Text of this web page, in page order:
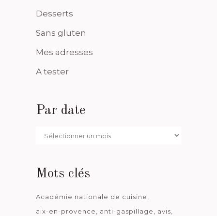
Desserts
Sans gluten
Mes adresses
A tester
Par date
Par
Mots clés
Académie nationale de cuisine
aix-en-provence
anti-gaspillage
avis